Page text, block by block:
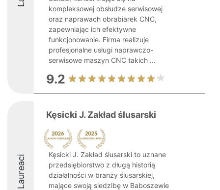
kompleksowej obsłudze serwisowej
oraz naprawach obrabiarek CNC,
zapewniając ich efektywne
funkcjonowanie. Firma realizuje
profesjonalne usługi naprawczo-
serwisowe maszyn CNC takich ...
9.2
Laureaci
Kęsicki J. Zakład ślusarski
Kęsicki J. Zakład ślusarski to uznane
przedsiębiorstwo z długą historią
działalności w branży ślusarskiej,
mające swoją siedzibę w Baboszewie